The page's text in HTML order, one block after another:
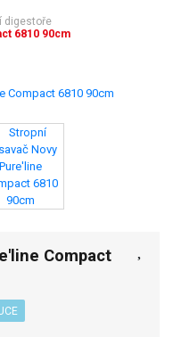
digestoře
6810 90cm
Compact